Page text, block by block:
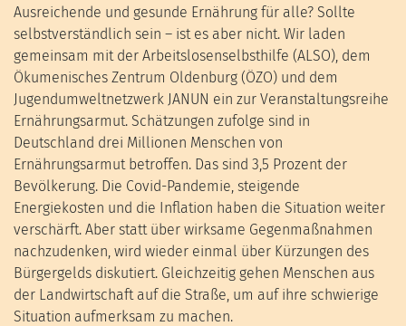
Ausreichende und gesunde Ernährung für alle? Sollte
selbstverständlich sein – ist es aber nicht. Wir laden
gemeinsam mit der Arbeitslosenselbsthilfe (ALSO), dem
Ökumenisches Zentrum Oldenburg (ÖZO) und dem
Jugendumweltnetzwerk JANUN ein zur Veranstaltungsreihe
Ernährungsarmut. Schätzungen zufolge sind in
Deutschland drei Millionen Menschen von
Ernährungsarmut betroffen. Das sind 3,5 Prozent der
Bevölkerung. Die Covid-Pandemie, steigende
Energiekosten und die Inflation haben die Situation weiter
verschärft. Aber statt über wirksame Gegenmaßnahmen
nachzudenken, wird wieder einmal über Kürzungen des
Bürgergelds diskutiert. Gleichzeitig gehen Menschen aus
der Landwirtschaft auf die Straße, um auf ihre schwierige
Situation aufmerksam zu machen.